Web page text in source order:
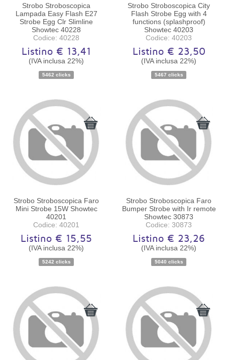
Disponibilità:Ordinabile
Strobo Stroboscopica
Lampada Easy Flash E27
Strobe Egg Clr Slimline
Showtec 40228
Codice: 40228
Listino € 13,41
(IVA inclusa 22%)
5462 clicks
Disponibilità:Ordinabile
Strobo Stroboscopica City
Flash Strobe Egg with 4
functions (splashproof)
Showtec 40203
Codice: 40203
Listino € 23,50
(IVA inclusa 22%)
5467 clicks
Disponibilità:Ordinabile
Strobo Stroboscopica Faro
Mini Strobe 15W Showtec
40201
Codice: 40201
Listino € 15,55
(IVA inclusa 22%)
5242 clicks
Disponibilità:Ordinabile
Strobo Stroboscopica Faro
Bumper Strobe with Ir remote
Showtec 30873
Codice: 30873
Listino € 23,26
(IVA inclusa 22%)
5040 clicks